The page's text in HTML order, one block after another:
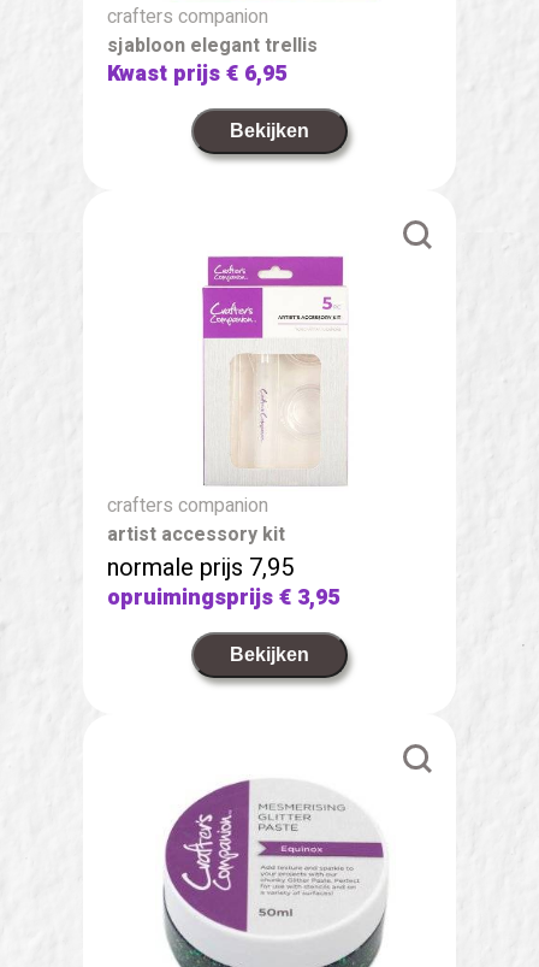
crafters companion
sjabloon elegant trellis
Kwast prijs€ 6,95
Bekijken
crafters companion
artist accessory kit
normale prijs 7,95
opruimingsprijs€ 3,95
Bekijken